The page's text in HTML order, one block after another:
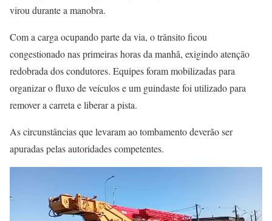
virou durante a manobra.
Com a carga ocupando parte da via, o trânsito ficou
congestionado nas primeiras horas da manhã, exigindo atenção
redobrada dos condutores. Equipes foram mobilizadas para
organizar o fluxo de veículos e um guindaste foi utilizado para
remover a carreta e liberar a pista.
As circunstâncias que levaram ao tombamento deverão ser
apuradas pelas autoridades competentes.